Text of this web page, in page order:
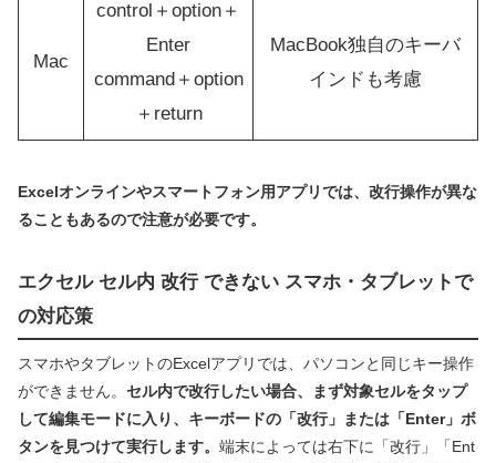
Mac
control＋option＋
Enter
command＋option
＋return
MacBook独自のキーバ
インドも考慮
Excelオンラインやスマートフォン用アプリでは、改行操作が異な
ることもあるので注意が必要です。
エクセル セル内 改行 できない スマホ・タブレットで
の対応策
スマホやタブレットのExcelアプリでは、パソコンと同じキー操作
ができません。 セル内で改行したい場合、まず対象セルをタップ
して編集モードに入り、キーボードの「改行」または「Enter」ボ
タンを見つけて実行します。 端末によっては右下に「改行」「Ent